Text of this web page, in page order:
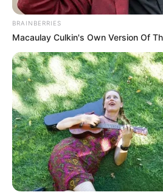
BRAINBERRIES
Macaulay Culkin's Own Version Of